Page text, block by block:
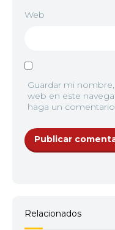
Web
Guardar mi
web en este
haga un
Relacionados